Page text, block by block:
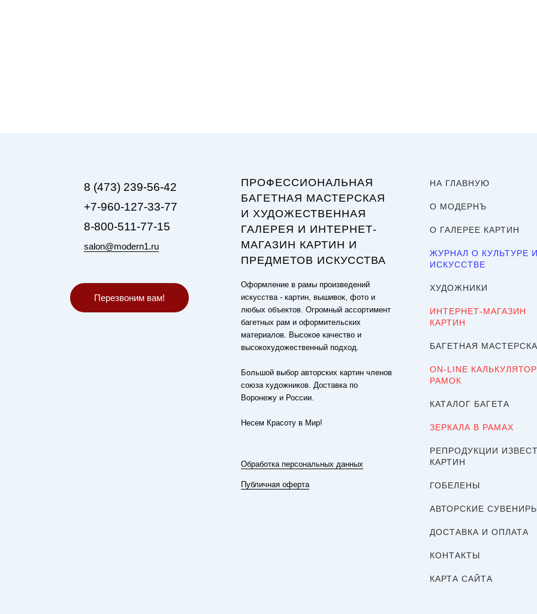
8 (473) 239-56-42
+7-960-127-33-77
8-800-511-77-15
salon@modern1.ru
Перезвоним вам!
ПРОФЕССИОНАЛЬНАЯ
БАГЕТНАЯ МАСТЕРСКАЯ
И ХУДОЖЕСТВЕННАЯ
ГАЛЕРЕЯ И ИНТЕРНЕТ-
МАГАЗИН КАРТИН И
ПРЕДМЕТОВ ИСКУССТВА
Оформление в рамы произведений
искусства - картин, вышивок, фото и
любых объектов. Огромный ассортимент
багетных рам и оформительских
материалов. Высокое качество и
высокохудожественный подход.
Большой выбор авторских картин членов
союза художников. Доставка по
Воронежу и России.
Несем Красоту в Мир!
Обработка персональных данных
Публичная оферта
НА ГЛАВНУЮ
О МОДЕРНЪ
О ГАЛЕРЕЕ КАРТИН
ЖУРНАЛ О КУЛЬТУРЕ
ИСКУССТВЕ
ХУДОЖНИКИ
ИНТЕРНЕТ-МАГАЗИН
КАРТИН
БАГЕТНАЯ
ON-LINE КАЛЬКУЛЯТОР
РАМОК
КАТАЛОГ БАГЕТА
ЗЕРКАЛА В РАМАХ
РЕПРОДУКЦИИ
КАРТИН
ГОБЕЛЕНЫ
АВТОРСКИЕ
ДОСТАВКА И ОПЛАТА
КОНТАКТЫ
КАРТА САЙТА